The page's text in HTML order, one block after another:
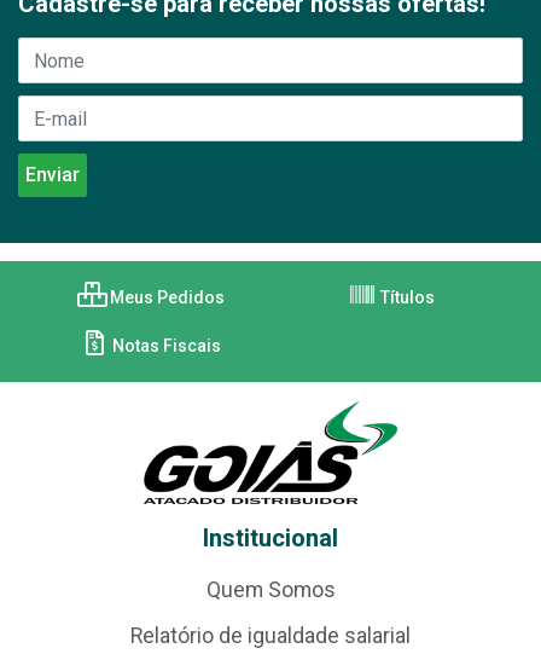
Meus Pedidos Títulos
Notas Fiscais
Institucional
Quem Somos
Relatório de igualdade salarial